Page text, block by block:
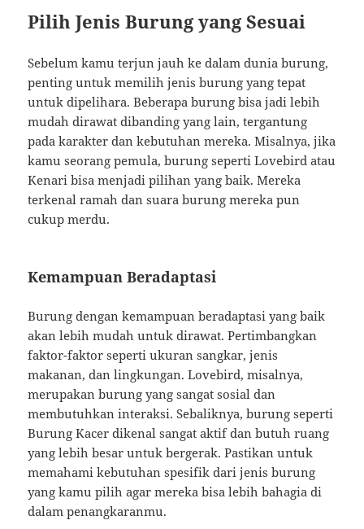
Pilih Jenis Burung yang Sesuai
Sebelum kamu terjun jauh ke dalam dunia burung,
penting untuk memilih jenis burung yang tepat
untuk dipelihara. Beberapa burung bisa jadi lebih
mudah dirawat dibanding yang lain, tergantung
pada karakter dan kebutuhan mereka. Misalnya, jika
kamu seorang pemula, burung seperti Lovebird atau
Kenari bisa menjadi pilihan yang baik. Mereka
terkenal ramah dan suara burung mereka pun
cukup merdu.
Kemampuan Beradaptasi
Burung dengan kemampuan beradaptasi yang baik
akan lebih mudah untuk dirawat. Pertimbangkan
faktor-faktor seperti ukuran sangkar, jenis
makanan, dan lingkungan. Lovebird, misalnya,
merupakan burung yang sangat sosial dan
membutuhkan interaksi. Sebaliknya, burung seperti
Burung Kacer dikenal sangat aktif dan butuh ruang
yang lebih besar untuk bergerak. Pastikan untuk
memahami kebutuhan spesifik dari jenis burung
yang kamu pilih agar mereka bisa lebih bahagia di
dalam penangkaranmu.